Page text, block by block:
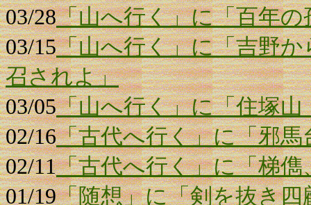
03/28「山へ行く」に「百年
03/15「山へ行く」に「吉野
召されよ」
03/05「山へ行く」に「住塚
02/16「古代へ行く」に「邪
02/11「古代へ行く」に「梯
01/19「随想」に「剣を抜き